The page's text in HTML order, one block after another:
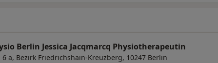
Berlin Jessica Jacqmarcq Physiotherapeutin
6 a, Bezirk Friedrichshain-Kreuzberg, 10247 Berlin